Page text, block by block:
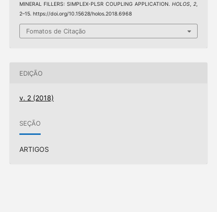
MINERAL FILLERS: SIMPLEX-PLSR COUPLING APPLICATION.HOLOS,2,
2–15. https://doi.org/10.15628/holos.2018.6968
Fomatos de Citação
EDIÇÃO
v. 2 (2018)
SEÇÃO
ARTIGOS